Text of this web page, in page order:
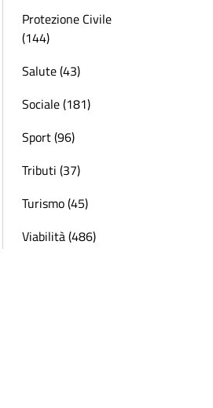
Protezione Civile
(144)
Salute (43)
Sociale (181)
Sport (96)
Tributi (37)
Turismo (45)
Viabilità (486)